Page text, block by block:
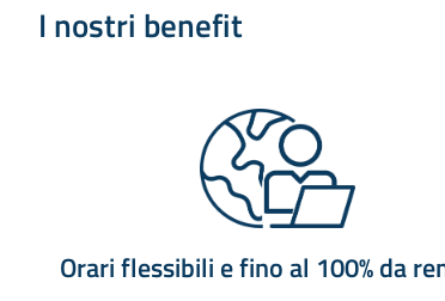
I nostri benefit
Orari flessibili e fino al 100% da